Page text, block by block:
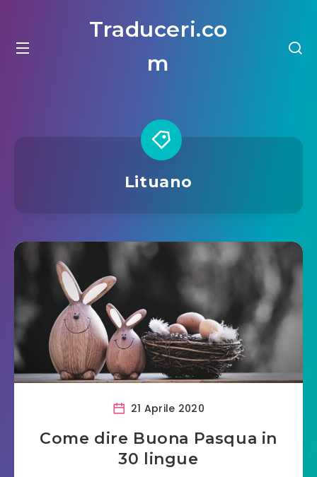
Traduceri.co
m
Lituano
21 Aprile 2020
Come dire Buona Pasqua in
30 lingue